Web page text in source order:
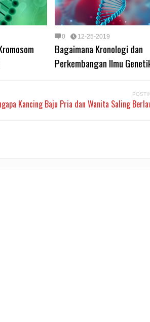
0 12-25-2019
Bagaimana Kronologi dan
Perkembangan Ilmu
Kancing Baju Pria dan Wanita Saling